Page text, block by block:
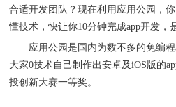
合适开发团队？现在利用应用公园，
懂技术，快让你10分钟完成app开发，
应用公园是国内为数不多的免编程
大家0技术自己制作出安卓及iOS版的
投创新大赛一等奖。